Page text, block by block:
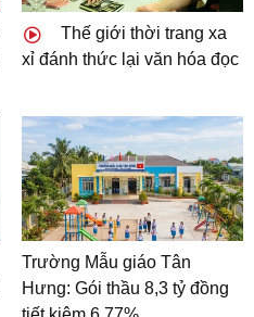
Thế giới thời trang xa
xỉ đánh thức lại văn hóa đọc
Trường Mẫu giáo Tân
Hưng: Gói thầu 8,3 tỷ đồng